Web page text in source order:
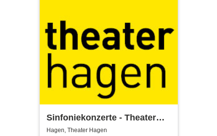
Sinfoniekonzerte - Theater
Hagen
Hagen, Theater Hagen